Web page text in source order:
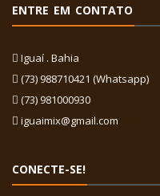
ENTRE EM CONTATO
Iguaí . Bahia
(73) 988710421 (Whatsapp)
(73) 981000930
iguaimix@gmail.com
CONECTE-SE!